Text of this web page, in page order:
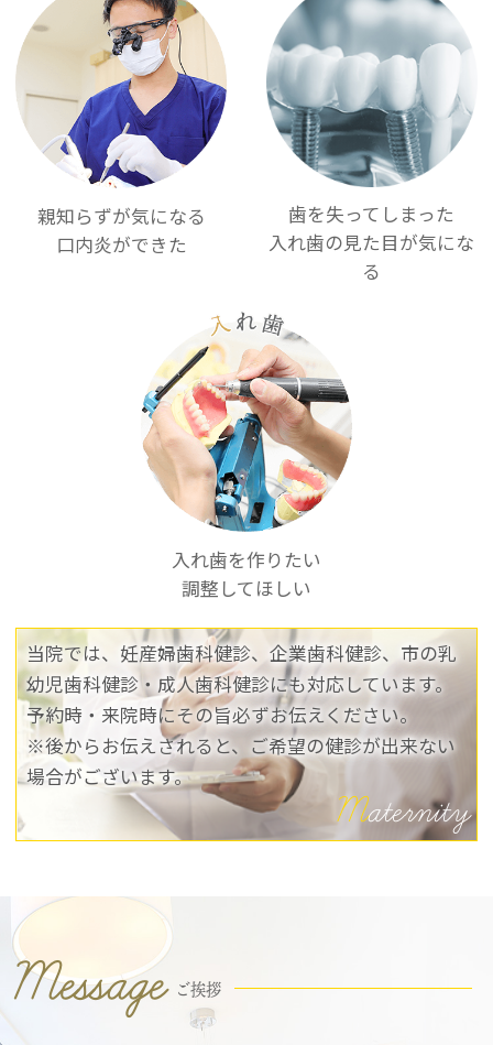
親知らずが気になる
口内炎ができた
歯を失ってしまった
入れ歯の見た目が気にな
る
入れ歯を作りたい
調整してほしい
当院では、妊産婦歯科健診、企業歯科健診、 市の乳
幼児歯科健診・成人歯科健診にも対応しています。
予約時・来院時にその旨必ずお伝えください。
※後からお伝えされると、ご希望の健診が出来ない
場合がございます。
Maternity
Message ご挨拶